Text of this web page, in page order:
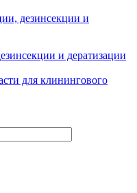
дезинсекции и
и дератизации
для клинингового